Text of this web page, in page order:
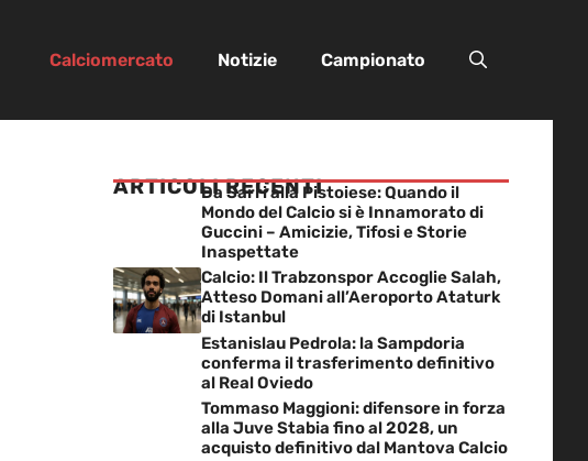
Calciomercato Notizie Campionato
ARTICOLI RECENTI
Da Sarri alla Pistoiese: Quando il
Mondo del Calcio si è Innamorato di
Guccini – Amicizie, Tifosi e Storie
Inaspettate
Calcio: Il Trabzonspor Accoglie Salah,
Atteso Domani all’Aeroporto Ataturk
di Istanbul
Estanislau Pedrola: la Sampdoria
conferma il trasferimento definitivo
al Real Oviedo
Tommaso Maggioni: difensore in forza
alla Juve Stabia fino al 2028, un
acquisto definitivo dal Mantova Calcio